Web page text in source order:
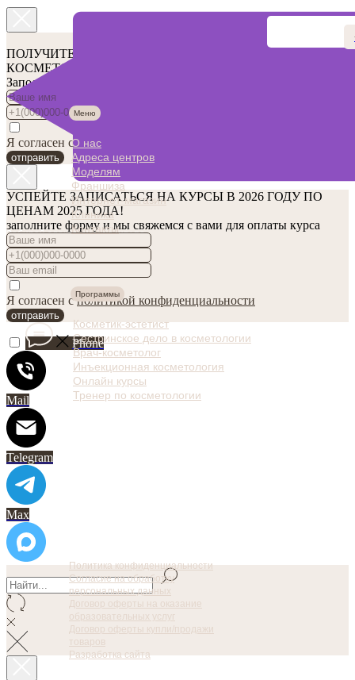
Забирай электронную книгу по
косметологии в подарок!
ПОЛУЧИТЕ ПОДАРОК ЭЛЕКТРОННУЮ КНИГУ ПО
КОСМЕТОЛОГИИ ОТ PF&BEAUTY!
Заполни форму и забирай подарок!
Я согласен сполитикой конфиденциальности
отправить
УСПЕЙТЕ ЗАПИСАТЬСЯ НА КУРСЫ В 2026 ГОДУ ПО
ЦЕНАМ 2025 ГОДА!
заполните форму и мы свяжемся с вами для оплаты курса
Я согласен сполитикой конфиденциальности
отправить
Phone
Mail
Telegram
Max
Политика конфиденциальности
Согласие на обработку
персональных данных
Договор оферты на оказание
образовательных услуг
Договор оферты купли/продажи
товаров
Разработка сайта
Меню
О нас
Адреса центров
Моделям
Франшиза
Интернет-магазин
Клиника
Контакты
Программы
Косметик-эстетист
Сестринское дело в косметологии
Врач-косметолог
Инъекционная косметология
Онлайн курсы
Тренер по косметологии